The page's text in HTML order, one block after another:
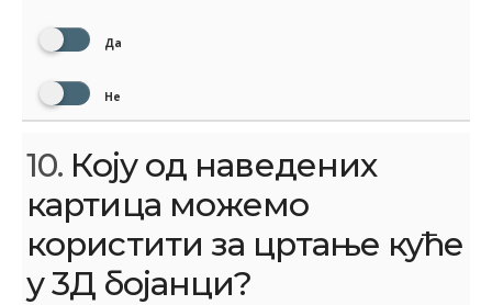
Да
Не
10. Коју од наведених
картица можемо
користити за цртање куће
у 3Д бојанци?